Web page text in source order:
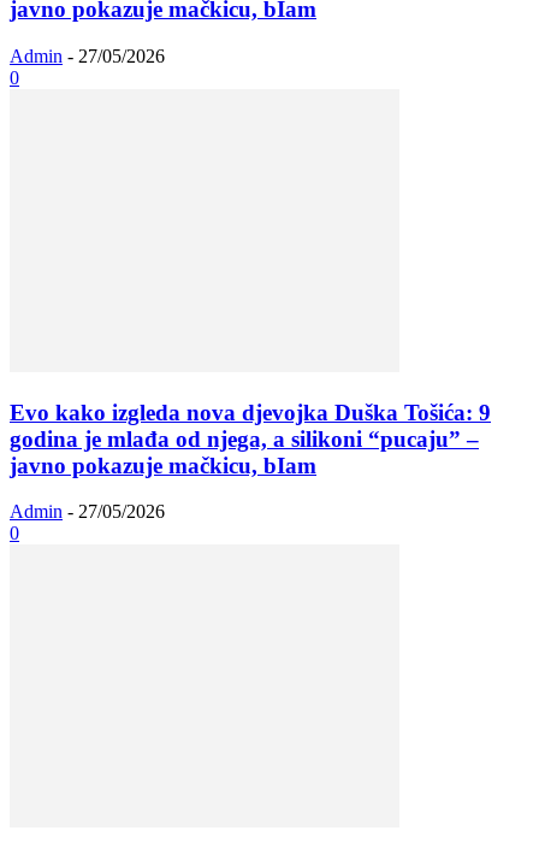
javno pokazuje mačkicu, bIam
Admin - 27/05/2026
0
Evo kako izgleda nova djevojka Duška Tošića: 9
godina je mlađa od njega, a silikoni “pucaju” –
javno pokazuje mačkicu, bIam
Admin - 27/05/2026
0